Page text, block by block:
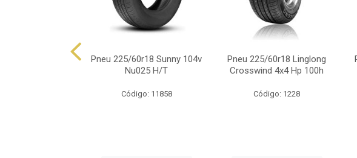
Pneu 225/60r18 Sunny 104v
Nu025 H/T
Código: 11858
Pneu 225/60r18 Linglong
Crosswind 4x4 Hp 100h
Código: 1228